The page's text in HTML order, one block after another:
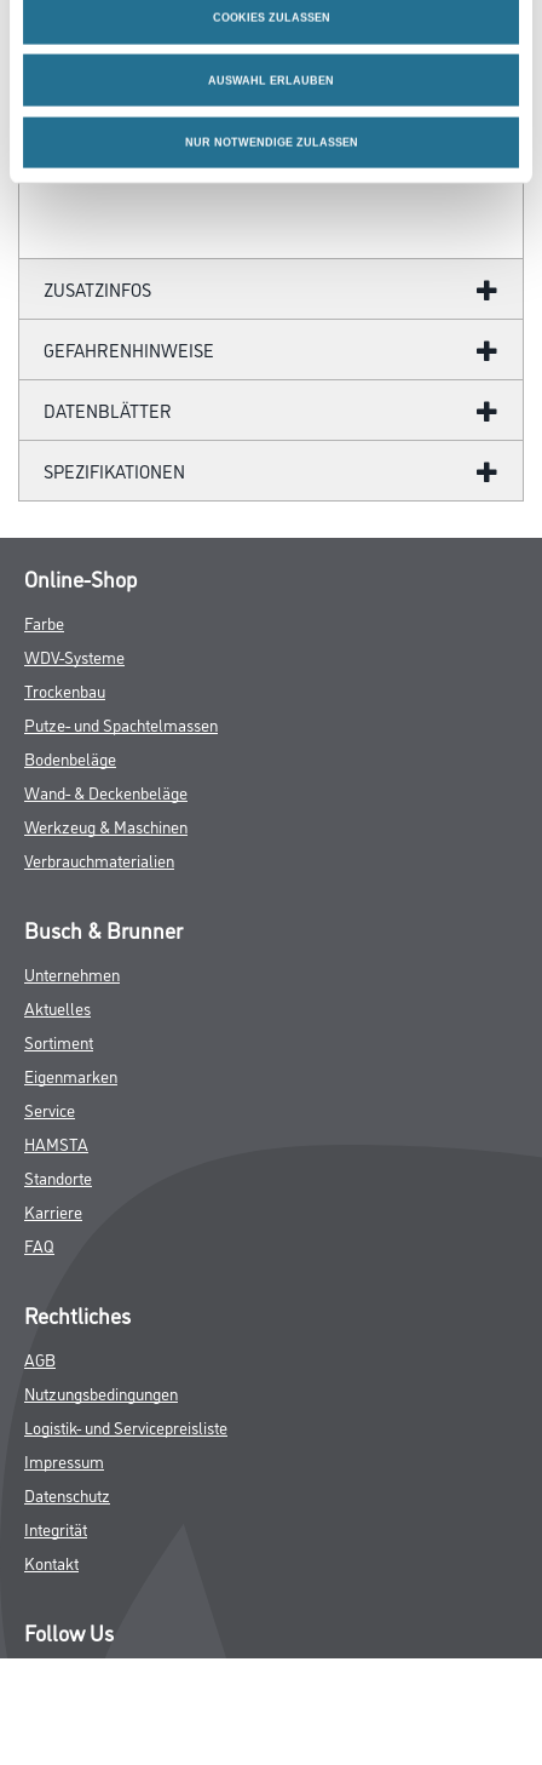
COOKIES ZULASSEN
AUSWAHL ERLAUBEN
NUR NOTWENDIGE ZULASSEN
Streichauftrag auf glatten Holzoberflächen: Ca. 80 - 100 ml/m2.
Streichauftrag auf sägerauhen Holzoberflächen: Ca. 200 - 250
ml/m2. Die Verbrauchswerte sind Anhaltswerte, die je nach
Untergrund und Untergrundbeschaffenheit abweichen können.
Exakte
Verbrauchswerte sind nur durch vorherige Probebeschichtungen
ZUSATZINFOS
GEFAHRENHINWEISE
DATENBLÄTTER
SPEZIFIKATIONEN
Online-Shop
Farbe
WDV-Systeme
Trockenbau
Putze- und Spachtelmassen
Bodenbeläge
Wand- & Deckenbeläge
Werkzeug & Maschinen
Verbrauchmaterialien
Busch & Brunner
Unternehmen
Aktuelles
Sortiment
Eigenmarken
Service
HAMSTA
Standorte
Karriere
FAQ
Rechtliches
AGB
Nutzungsbedingungen
Logistik- und Servicepreisliste
Impressum
Datenschutz
Integrität
Kontakt
Follow Us